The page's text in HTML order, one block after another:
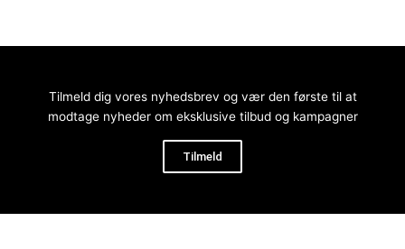
Tilmeld dig vores nyhedsbrev og vær den første til at
modtage nyheder om eksklusive tilbud og kampagner
Tilmeld